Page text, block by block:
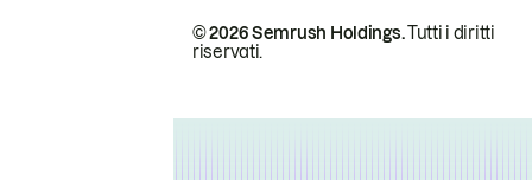
© 2026 Semrush Holdings.Tutti i diritti
riservati.